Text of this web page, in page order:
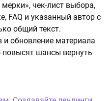
чек-лист выбора,
FAQ и указанный автор с
общий текст.
и обновление материала
повысят шансы вернуть